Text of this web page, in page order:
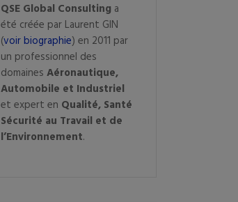
QSE Global Consulting a
été créée par Laurent GIN
(voir biographie) en 2011 par
un professionnel des
domaines Aéronautique,
Automobile et Industriel
et expert en Qualité, Santé
Sécurité au Travail et de
l’Environnement.